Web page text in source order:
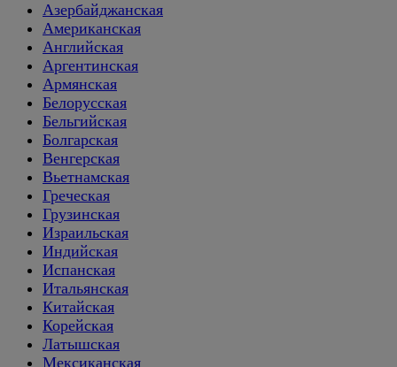
Азербайджанская
Американская
Английская
Аргентинская
Армянская
Белорусская
Бельгийская
Болгарская
Венгерская
Вьетнамская
Греческая
Грузинская
Израильская
Индийская
Испанская
Итальянская
Китайская
Корейская
Латышская
Мексиканская